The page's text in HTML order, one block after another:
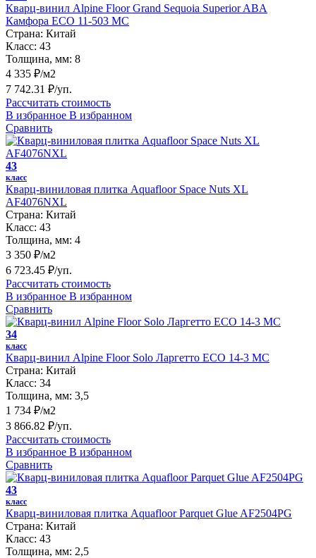
Кварц-винил Alpine Floor Grand Sequoia Superior ABA
Камфора ECO 11-503 MC
Страна: Китай
Класс: 43
Толщина, мм: 8
4 335 ₽/м2
7 742.31 ₽/уп.
Рассчитать стоимость
В избранное В избранном
Сравнить
43
класс
Кварц-виниловая плитка Aquafloor Space Nuts XL
AF4076NXL
Страна: Китай
Класс: 43
Толщина, мм: 4
3 350 ₽/м2
6 723.45 ₽/уп.
Рассчитать стоимость
В избранное В избранном
Сравнить
34
класс
Кварц-винил Alpine Floor Solo Ларгетто ЕСО 14-3 MC
Страна: Китай
Класс: 34
Толщина, мм: 3,5
1 734 ₽/м2
3 866.82 ₽/уп.
Рассчитать стоимость
В избранное В избранном
Сравнить
43
класс
Кварц-виниловая плитка Aquafloor Parquet Glue AF2504PG
Страна: Китай
Класс: 43
Толщина, мм: 2,5